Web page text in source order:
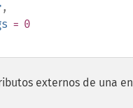
,
= 0
externos de una